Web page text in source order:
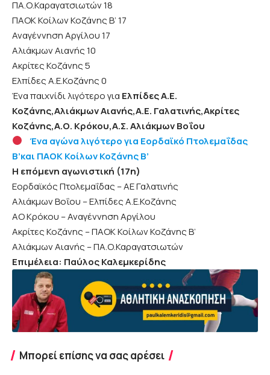
ΠΑ.Ο.Καραγατσιωτών 18
ΠΑΟΚ Κοίλων Κοζάνης Β’ 17
Αναγέννηση Αργίλου 17
Αλιάκμων Αιανής 10
Ακρίτες Κοζάνης 5
Ελπίδες Α.Ε.Κοζάνης 0
Ένα παιχνίδι λιγότερο για Ελπίδες Α.Ε.
Κοζάνης,Αλιάκμων Αιανής,Α.Ε. Γαλατινής,Ακρίτες
Κοζάνης,Α.Ο. Κρόκου,Α.Σ. Αλιάκμων Βοΐου
Ένα αγώνα λιγότερο για Εορδαϊκό Πτολεμαΐδας
Β’και ΠΑΟΚ Κοίλων Κοζάνης Β’
Η επόμενη αγωνιστική (17η)
Εορδαϊκός Πτολεμαΐδας – ΑΕ Γαλατινής
Αλιάκμων Βοΐου – Ελπίδες Α.Ε.Κοζάνης
ΑΟ Κρόκου – Αναγέννηση Αργίλου
Ακρίτες Κοζάνης – ΠΑΟΚ Κοίλων Κοζάνης Β’
Αλιάκμων Αιανής – ΠΑ.Ο.Καραγατσιωτών
Επιμέλεια: Παύλος Καλεμκερίδης
Μπορεί επίσης να σας αρέσει